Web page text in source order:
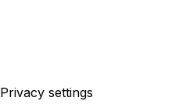
Privacy settings